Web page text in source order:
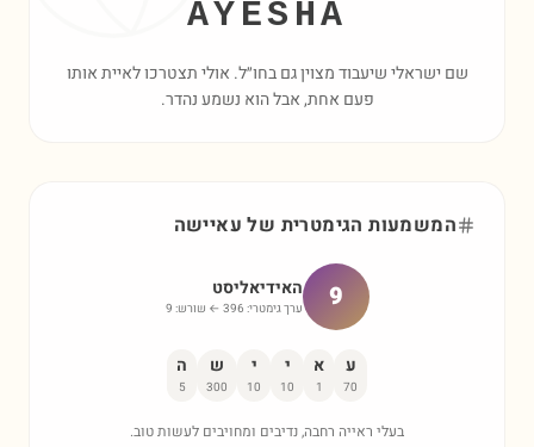
AYESHA
שם ישראלי שיעבוד מצוין גם בחו״ל. אולי תצטרכו לאיית אותו
פעם אחת, אבל הוא נשמע נהדר.
המשמעות הגימטרית של עאיישה
9 האידיאליסט
ערך גימטרי: 396 ← שורש: 9
ע
70
א
1
י
10
י
10
ש
300
ה
5
בעלי ראייה רחבה, נדיבים ומחויבים לעשות טוב.